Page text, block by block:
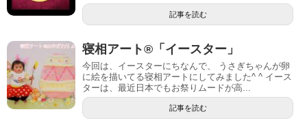
記事を読む
寝相アート®「イースター」
今回は、イースターにちなんで、 うさぎちゃんが卵
に絵を描いてる寝相アートにしてみました^ ^ イース
ターは、最近日本でもお祭りムードが高...
記事を読む